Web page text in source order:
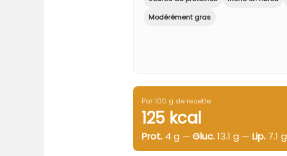
Modérément gras
Par 100 g de recette
125 kcal
Prot. 4 g —Gluc.13.1 g —Lip. 7.1 g